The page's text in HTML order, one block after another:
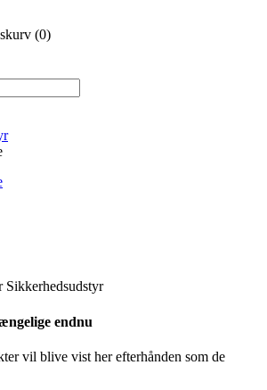
(0)
Sikkerhedsudstyr
endnu
vil blive vist her efterhånden som de